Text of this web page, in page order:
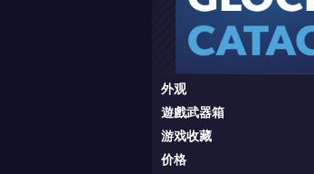
外观
遊戲武器箱
游戏收藏
价格